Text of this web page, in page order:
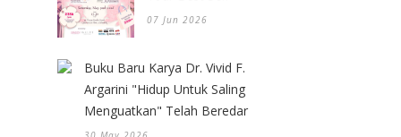
07 Jun 2026
Buku Baru Karya Dr. Vivid F.
Argarini "Hidup Untuk Saling
Menguatkan" Telah Beredar